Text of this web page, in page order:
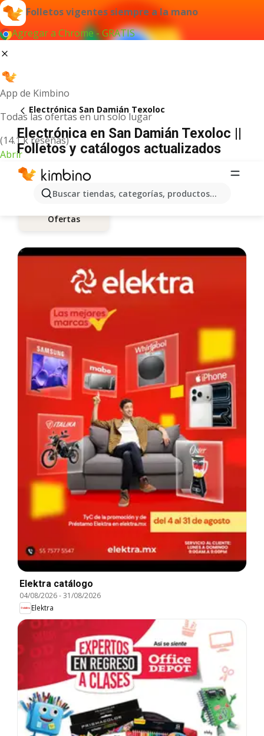
Folletos vigentes siempre a la mano
Agregar a Chrome - GRATIS
App de Kimbino
Todas las ofertas en un solo lugar
(14.1 k reseñas)
Abrir
Buscar tiendas, categorías, productos...
Electrónica San Damián Texoloc
Electrónica en San Damián Texoloc ||
Folletos y catálogos actualizados
Ofertas
Elektra catálogo
04/08/2026-31/08/2026
Elektra